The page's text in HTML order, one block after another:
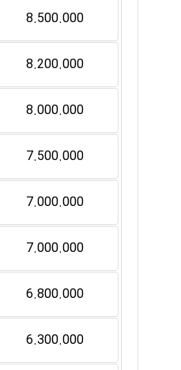
8.500.000
8.200.000
8.000.000
7.500.000
7.000.000
7.000.000
6.800.000
6.300.000